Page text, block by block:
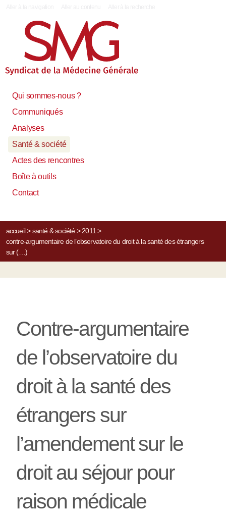
Qui sommes-nous ?
Communiqués
Analyses
Santé & société
Actes des rencontres
Boîte à outils
Contact
accueil> santé & société> 2011 >
contre-argumentaire de l’observatoire du droit à la santé des étrangers
sur (…)
Contre-argumentaire
de l’observatoire du
droit à la santé des
étrangers sur
l’amendement sur le
droit au séjour pour
raison médicale